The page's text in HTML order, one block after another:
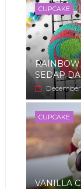
CUPCAKE
RAINBOW
SEDAP
CUPCAKE
VANILLA